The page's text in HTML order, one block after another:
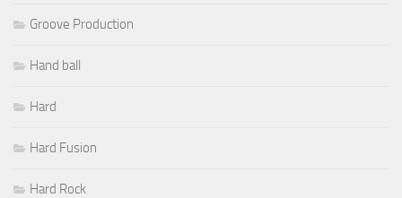
Groove Production
Hand ball
Hard
Hard Fusion
Hard Rock